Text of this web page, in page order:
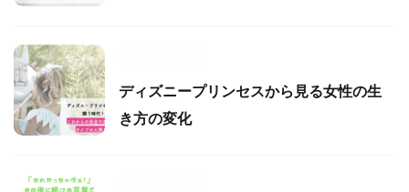
ディズニープリンセスから見る女性の生
き方の変化